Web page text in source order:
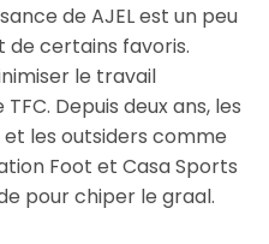
de AJEL est un peu
certains favoris.
le travail
Depuis deux ans, les
les outsiders comme
Foot et Casa Sports
pour chiper le graal.